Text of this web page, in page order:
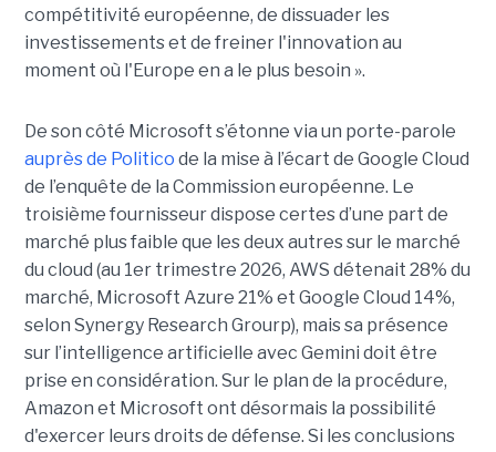
compétitivité européenne, de dissuader les
investissements et de freiner l'innovation au
moment où l'Europe en a le plus besoin ».
De son côté Microsoft s’étonne via un porte-parole
auprès de Politico de la mise à l’écart de Google Cloud
de l’enquête de la Commission européenne. Le
troisième fournisseur dispose certes d’une part de
marché plus faible que les deux autres sur le marché
du cloud (au 1er trimestre 2026, AWS détenait 28% du
marché, Microsoft Azure 21% et Google Cloud 14%,
selon Synergy Research Grourp), mais sa présence
sur l’intelligence artificielle avec Gemini doit être
prise en considération. Sur le plan de la procédure,
Amazon et Microsoft ont désormais la possibilité
d'exercer leurs droits de défense. Si les conclusions